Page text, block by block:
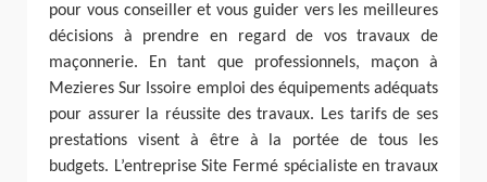
pour vous conseiller et vous guider vers les meilleures
décisions à prendre en regard de vos travaux de
maçonnerie. En tant que professionnels, maçon à
Mezieres Sur Issoire emploi des équipements adéquats
pour assurer la réussite des travaux. Les tarifs de ses
prestations visent à être à la portée de tous les
budgets. L’entreprise Site Fermé spécialiste en travaux